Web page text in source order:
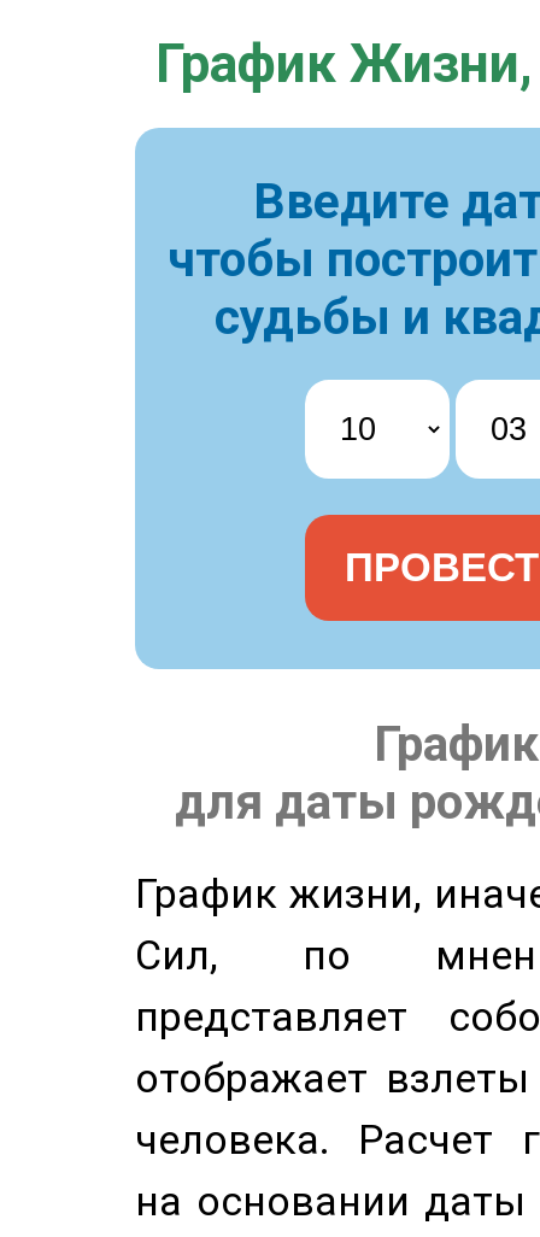
График Жизни,
Введите
чтобы
судьбы и
для даты
График жизни,
Сил, по
представляет
отображает
человека. Расчет
на основании